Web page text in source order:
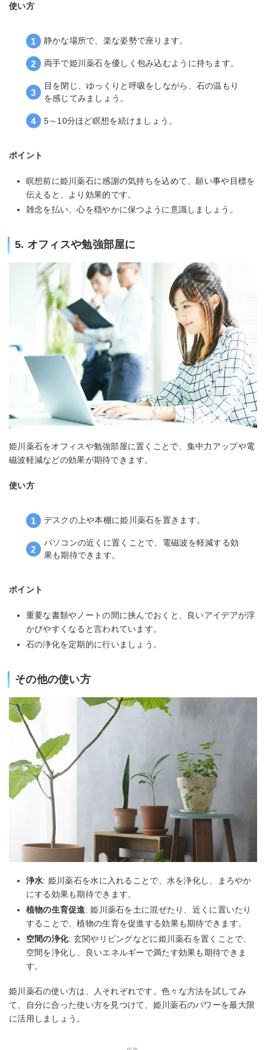
使い方
静かな場所で、楽な姿勢で座ります。
両手で姫川薬石を優しく包み込むように持ちます。
目を閉じ、ゆっくりと呼吸をしながら、石の温もり
を感じてみましょう。
5～10分ほど瞑想を続けましょう。
ポイント
瞑想前に姫川薬石に感謝の気持ちを込めて、願い事や目標を
伝えると、より効果的です。
雑念を払い、心を穏やかに保つように意識しましょう。
5. オフィスや勉強部屋に
姫川薬石をオフィスや勉強部屋に置くことで、集中力アップや電
磁波軽減などの効果が期待できます。
使い方
デスクの上や本棚に姫川薬石を置きます。
パソコンの近くに置くことで、電磁波を軽減する効
果も期待できます。
ポイント
重要な書類やノートの間に挟んでおくと、良いアイデアが浮
かびやすくなると言われています。
石の浄化を定期的に行いましょう。
その他の使い方
浄水: 姫川薬石を水に入れることで、水を浄化し、まろやか
にする効果も期待できます。
植物の生育促進: 姫川薬石を土に混ぜたり、近くに置いたり
することで、植物の生育を促進する効果も期待できます。
空間の浄化: 玄関やリビングなどに姫川薬石を置くことで、
空間を浄化し、良いエネルギーで満たす効果も期待できま
す。
姫川薬石の使い方は、人それぞれです。色々な方法を試してみ
て、自分に合った使い方を見つけて、姫川薬石のパワーを最大限
に活用しましょう。